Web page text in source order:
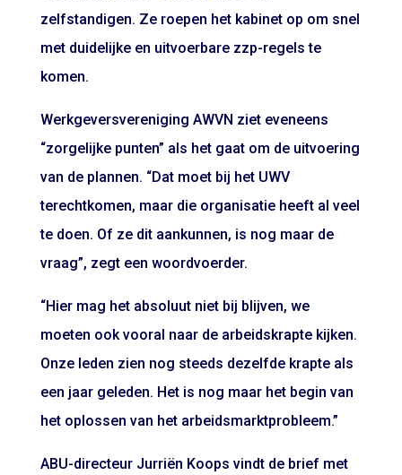
zelfstandigen. Ze roepen het kabinet op om snel
met duidelijke en uitvoerbare zzp-regels te
komen.
Werkgeversvereniging AWVN ziet eveneens
“zorgelijke punten” als het gaat om de uitvoering
van de plannen. “Dat moet bij het UWV
terechtkomen, maar die organisatie heeft al veel
te doen. Of ze dit aankunnen, is nog maar de
vraag”, zegt een woordvoerder.
“Hier mag het absoluut niet bij blijven, we
moeten ook vooral naar de arbeidskrapte kijken.
Onze leden zien nog steeds dezelfde krapte als
een jaar geleden. Het is nog maar het begin van
het oplossen van het arbeidsmarktprobleem.”
ABU-directeur Jurriën Koops vindt de brief met